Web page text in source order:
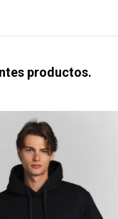
productos.